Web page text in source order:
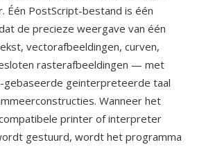
Één PostScript-bestand is één
de precieze weergave van één
vectorafbeeldingen, curven,
rasterafbeeldingen — met
gebaseerde geinterpreteerde taal
Wanneer het
printer of interpreter
gestuurd, wordt het programma